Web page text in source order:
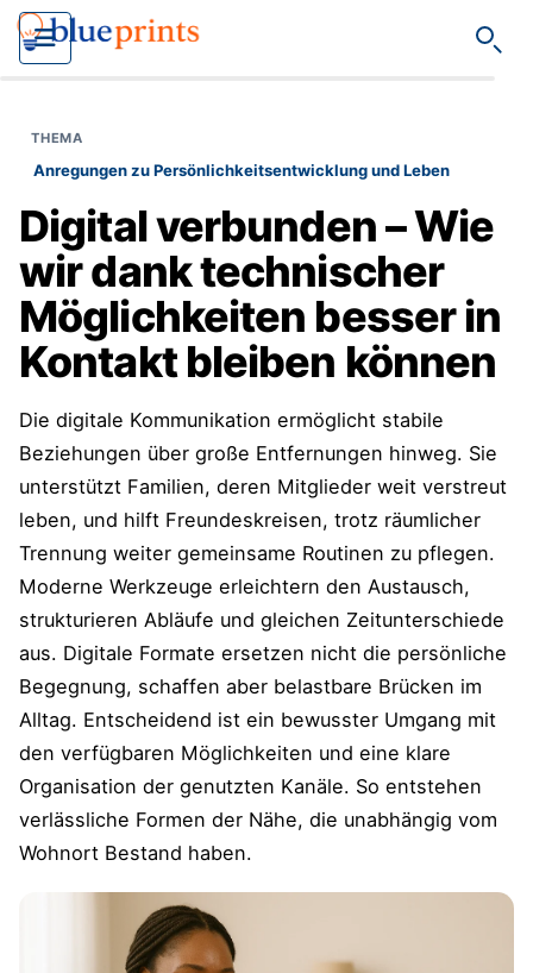
Anregungen zu Persönlichkeitsentwicklung und Leben
Digital verbunden – Wie
wir dank technischer
Möglichkeiten besser in
Kontakt bleiben können
Die digitale Kommunikation ermöglicht stabile
Beziehungen über große Entfernungen hinweg. Sie
unterstützt Familien, deren Mitglieder weit verstreut
leben, und hilft Freundeskreisen, trotz räumlicher
Trennung weiter gemeinsame Routinen zu pflegen.
Moderne Werkzeuge erleichtern den Austausch,
strukturieren Abläufe und gleichen Zeitunterschiede
aus. Digitale Formate ersetzen nicht die persönliche
Begegnung, schaffen aber belastbare Brücken im
Alltag. Entscheidend ist ein bewusster Umgang mit
den verfügbaren Möglichkeiten und eine klare
Organisation der genutzten Kanäle. So entstehen
verlässliche Formen der Nähe, die unabhängig vom
Wohnort Bestand haben.